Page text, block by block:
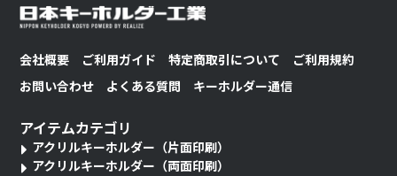
会社概要 ご利用ガイド 特定商取引について
ご利用規約
お問い合わせ
よくある質問 キーホルダー通信
アイテムカテゴリ
アクリルキーホルダー（片面印刷）
アクリルキーホルダー（両面印刷）